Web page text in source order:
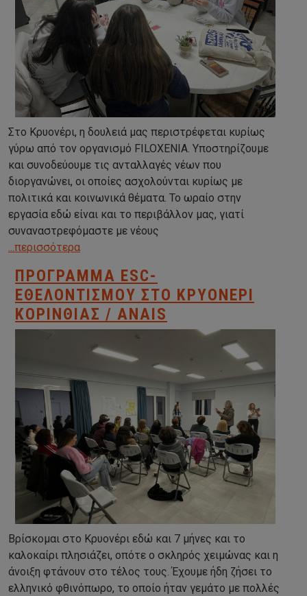
Στο Κρυονέρι, η δουλειά μας περιστρέφεται κυρίως
γύρω από τον οργανισμό FILOXENIA. Υποστηρίζουμε
και συνοδεύουμε τις ανταλλαγές νέων που
διοργανώνει, οι οποίες ασχολούνται κυρίως με
πολιτικά και κοινωνικά θέματα. Το ωραίο στην
εργασία εδώ είναι και το περιβάλλον μας, γιατί
συναναστρεφόμαστε με νέους
...περισσότερα
ΠΡΌΓΡΑΜΜΑ ESC-
ΕΘΕΛΟΝΤΙΣΜΟΎ ΣΤΟ ΚΡΥΟΝΈΡΙ
ΚΟΡΙΝΘΊΑΣ / ANAIS
Βρίσκομαι στο Κρυονέρι εδώ και 7 μήνες και το
καλοκαίρι πλησιάζει, οπότε ο σκληρός χειμώνας και η
άνοιξη φτάνουν στο τέλος τους. Έχουμε ήδη ζήσει το
ελληνικό φθινόπωρο, το οποίο ήταν γεμάτο με πολλές